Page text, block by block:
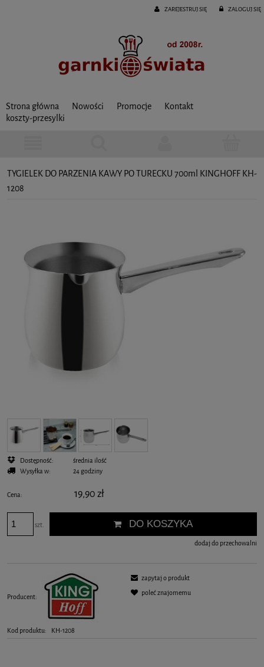
ZAREJESTRUJ SIĘ ZALOGUJ SIĘ
Strona główna Nowości Promocje
Kontakt
koszty-przesylki
TYGIELEK DO PARZENIA KAWY PO TURECKU 700ml KINGHOFF KH-
1208
Dostępność:
średnia ilość
Wysyłka w:
24 godziny
Cena: 19,90 zł
szt. DO KOSZYKA
dodaj do przechowalni
Producent:
Kod produktu: KH-1208
zapytaj o produkt
poleć znajomemu